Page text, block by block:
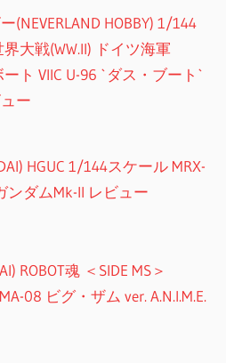
(NEVERLAND HOBBY) 1/144
大戦(WW.II) ドイツ海軍
ート VIIC U-96 `ダス・ブート`
ー
HGUC 1/144スケール MRX-
ンダムMk-II レビュー
ROBOT魂 ＜SIDE MS＞
08 ビグ・ザム ver. A.N.I.M.E.